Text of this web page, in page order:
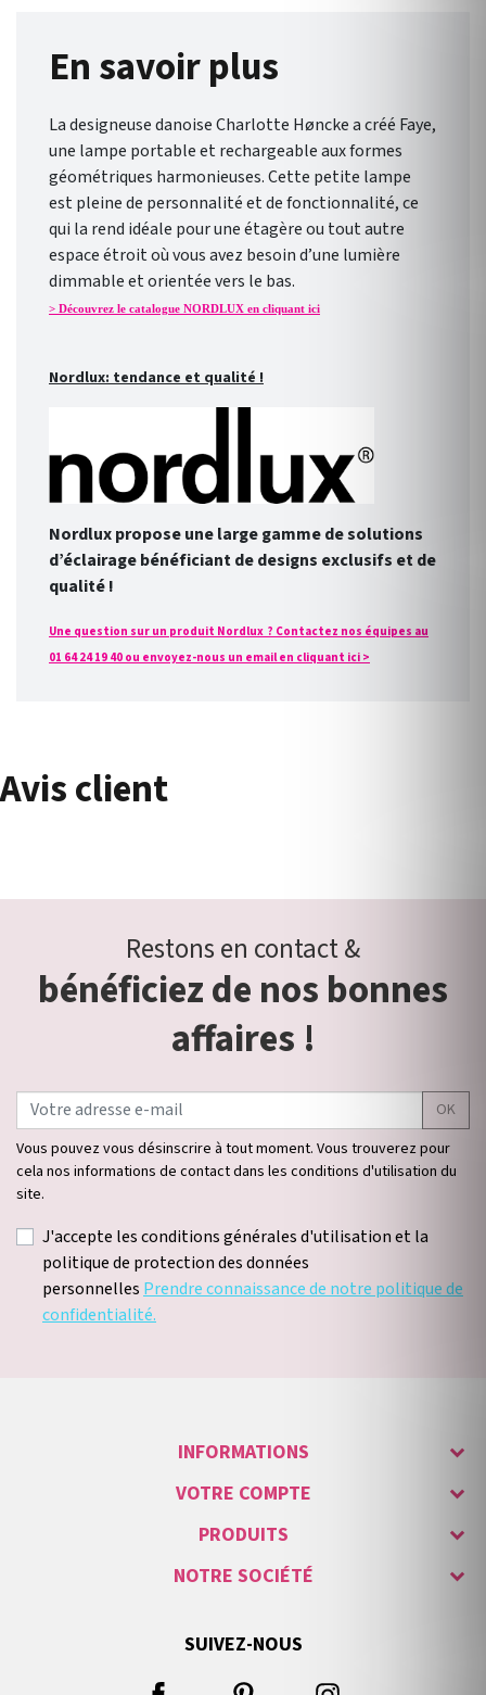
En savoir plus
La designeuse danoise Charlotte Høncke a créé Faye,
une lampe portable et rechargeable aux formes
géométriques harmonieuses. Cette petite lampe
est pleine de personnalité et de fonctionnalité, ce
qui la rend idéale pour une étagère ou tout autre
espace étroit où vous avez besoin d’une lumière
dimmable et orientée vers le bas.
> Découvrez le catalogue NORDLUX en cliquant ici
Nordlux: tendance et qualité !
Nordlux propose une large gamme de solutions
d’éclairage bénéficiant de designs exclusifs et de
qualité !
Une question sur un produit Nordlux ? Contactez nos équipes au
01 64 24 19 40 ou envoyez-nous un email en cliquant ici >
Avis client
Restons en contact &
bénéficiez de nos bonnes
affaires !
OK
Vous pouvez vous désinscrire à tout moment. Vous trouverez pour
cela nos informations de contact dans les conditions d'utilisation du
site.
J'accepte les conditions générales d'utilisation et la
politique de protection des données
personnelles Prendre connaissance de notre politique de
confidentialité.
INFORMATIONS
VOTRE COMPTE
PRODUITS
NOTRE SOCIÉTÉ
SUIVEZ-NOUS